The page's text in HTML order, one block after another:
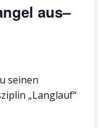
aus–
seinen
„Langlauf“